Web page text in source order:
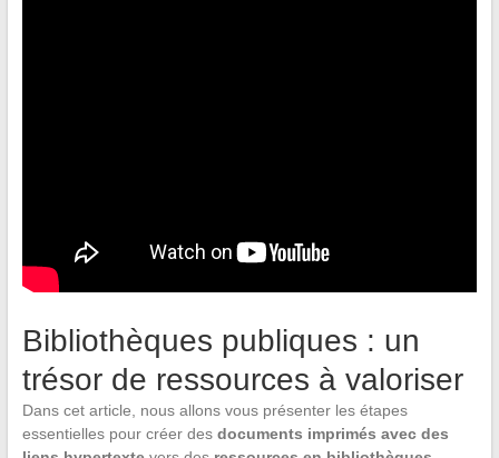
Bibliothèques publiques : un
trésor de ressources à valoriser
Dans cet article, nous allons vous présenter les étapes
essentielles pour créer des documents imprimés avec des